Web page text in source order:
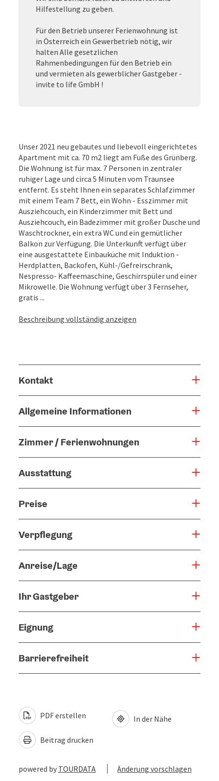
Hilfestellung zu geben.
Für den Betrieb unserer Ferienwohnung ist
in Österreich ein Gewerbetrieb nötig, wir
halten Alle gesetzlichen
Rahmenbedingungen für den Betrieb ein
und vermieten als gewerblicher Gastgeber -
invite to life GmbH !
Unser 2021 neu gebautes und liebevoll eingerichtetes
Apartment mit ca. 70 m2 liegt am Fuße des Grünberg.
Die Wohnung ist für max. 7 Personen in zentraler
ruhiger Lage und circa 5 Minuten vom Traunsee
entfernt. Es steht Ihnen ein separates Schlafzimmer
mit einem Team 7 Bett, ein Wohn - Esszimmer mit
Ausziehcouch, ein Kinderzimmer mit Bett und
Ausziehcouch, ein Badezimmer mit großer Dusche und
Waschtrockner, ein extra WC und ein gemütlicher
Balkon zur Verfügung. Die Unterkunft verfügt über
eine ausgestattete Einbauküche mit Induktion -
Herdplatten, Backofen, Kühl-/Gefreirschrank,
Nespresso- Kaffeemaschine, Geschirrspüler und einer
Mikrowelle. Die Wohnung verfügt über 3 Fernseher,
gratis ...
Beschreibung vollständig anzeigen
Kontakt
Allgemeine Informationen
Zimmer / Ferienwohnungen
Ausstattung
Preise
Verpflegung
Anreise/Lage
Ihr Gastgeber
Eignung
Barrierefreiheit
PDF erstellen
Beitrag drucken
In der Nähe
powered by TOURDATA Änderung vorschlagen